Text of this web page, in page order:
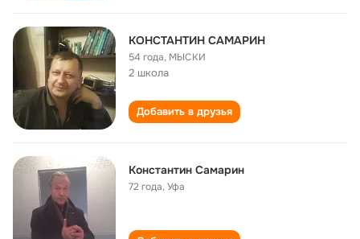
КОНСТАНТИН САМАРИН
54 года, МЫСКИ
2 школа
Добавить в друзья
Константин Самарин
72 года,Уфа